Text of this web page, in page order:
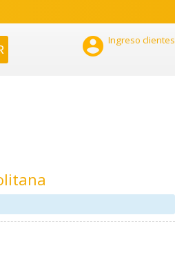
 Ingreso clientes